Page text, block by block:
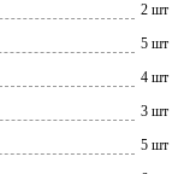
2 шт
5 шт
4 шт
3 шт
5 шт